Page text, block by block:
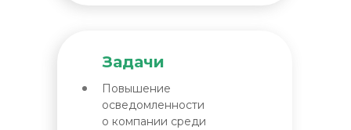
Задачи
Повышение
осведомленности
о компании среди